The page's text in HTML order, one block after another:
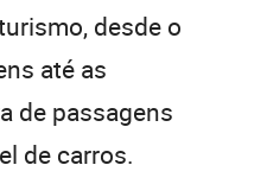
desde o
até as
de passagens
de carros.